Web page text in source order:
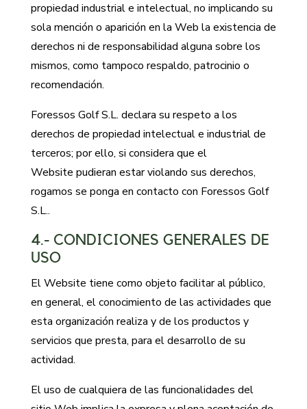
propiedad industrial e intelectual, no implicando su
sola mención o aparición en la Web la existencia de
derechos ni de responsabilidad alguna sobre los
mismos, como tampoco respaldo, patrocinio o
recomendación.
Foressos Golf S.L. declara su respeto a los
derechos de propiedad intelectual e industrial de
terceros; por ello, si considera que el
Website pudieran estar violando sus derechos,
rogamos se ponga en contacto con Foressos Golf
S.L..
4.- CONDICIONES GENERALES DE
USO
El Website tiene como objeto facilitar al público,
en general, el conocimiento de las actividades que
esta organización realiza y de los productos y
servicios que presta, para el desarrollo de su
actividad.
El uso de cualquiera de las funcionalidades del